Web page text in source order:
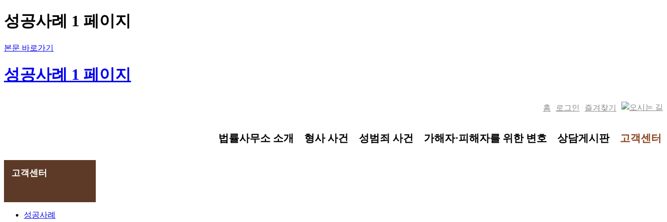
성공사례 1 페이지
본문 바로가기
성공사례 1 페이지
홈 로그인 즐겨찾기
법률사무소 소개 형사 사건 성범죄 사건 가해자·피해자를 위한 변호 상담게시판 고객센터
고객센터
성공사례